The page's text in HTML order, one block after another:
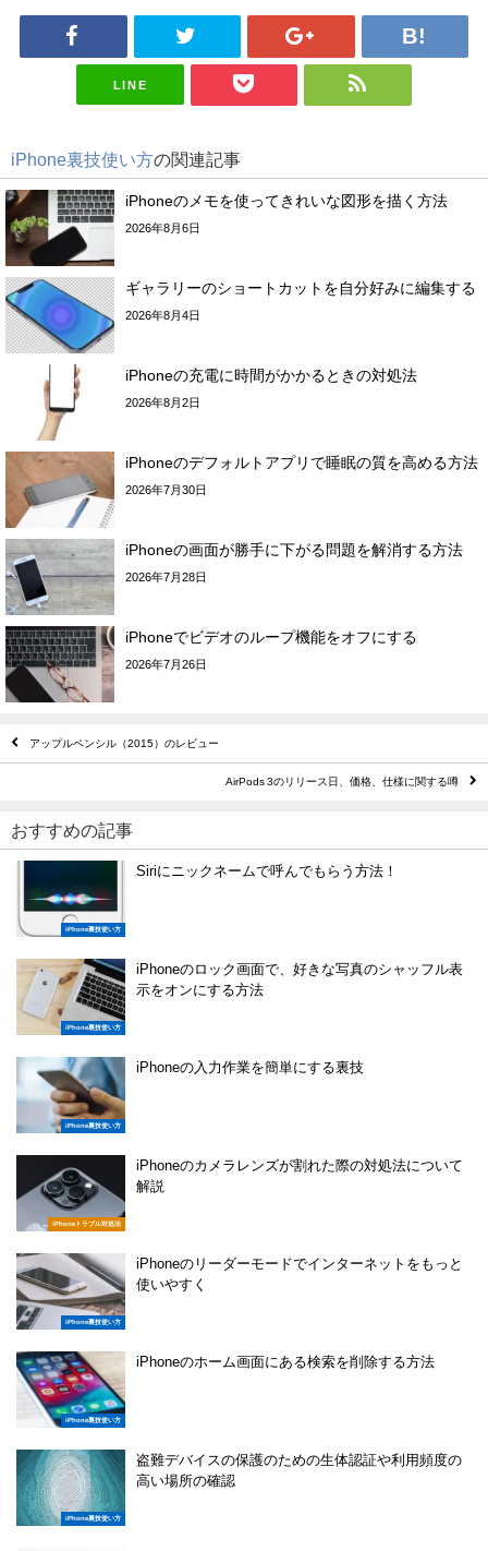
LINE
iPhone裏技使い方の関連記事
iPhoneのメモを使ってきれいな図形を描く方法
2026年8月6日
ギャラリーのショートカットを自分好みに編集する
2026年8月4日
iPhoneの充電に時間がかかるときの対処法
2026年8月2日
iPhoneのデフォルトアプリで睡眠の質を高める方法
2026年7月30日
iPhoneの画面が勝手に下がる問題を解消する方法
2026年7月28日
iPhoneでビデオのループ機能をオフにする
2026年7月26日
アップルペンシル（2015）のレビュー
AirPods 3のリリース日、価格、仕様に関する噂
おすすめの記事
iPhone裏技使い方
Siriにニックネームで呼んでもらう方法！
iPhone裏技使い方
iPhoneのロック画面で、好きな写真のシャッフル表
示をオンにする方法
iPhone裏技使い方
iPhoneの入力作業を簡単にする裏技
iPhoneトラブル対処法
iPhoneのカメラレンズが割れた際の対処法について
解説
iPhone裏技使い方
iPhoneのリーダーモードでインターネットをもっと
使いやすく
iPhone裏技使い方
iPhoneのホーム画面にある検索を削除する方法
iPhone裏技使い方
盗難デバイスの保護のための生体認証や利用頻度の
高い場所の確認